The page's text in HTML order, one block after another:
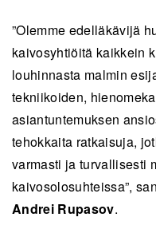
”Olemme edelläkävijä
kaivosyhtiöitä kaikkein
louhinnasta malmin
tekniikoiden,
asiantuntemuksen
tehokkaita ratkaisuja,
varmasti ja turvallisesti
kaivosolosuhteissa”,
Andrei Rupasov.